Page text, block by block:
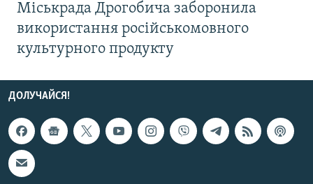
Міськрада Дрогобича заборонила
використання російськомовного
культурного продукту
ДОЛУЧАЙСЯ!